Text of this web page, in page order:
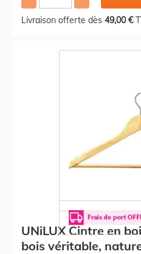
Livraison offerte dès 49,00 €
UNiLUX Cintre en
bois véritable,